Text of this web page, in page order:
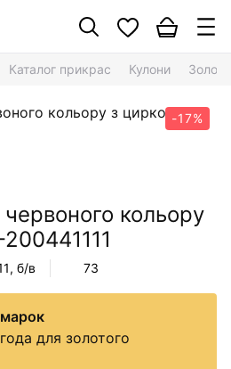
Каталог прикрас Кулони
-17%
кольору
, б/в 73
для золотого